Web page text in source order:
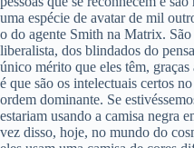
uma espécie de avatar de mil
o do agente Smith na Matrix.
liberalista, dos blindados do
único mérito que eles têm,
é que são os intelectuais certos
ordem dominante. Se
estariam usando a camisa negra
vez disso, hoje, no mundo do